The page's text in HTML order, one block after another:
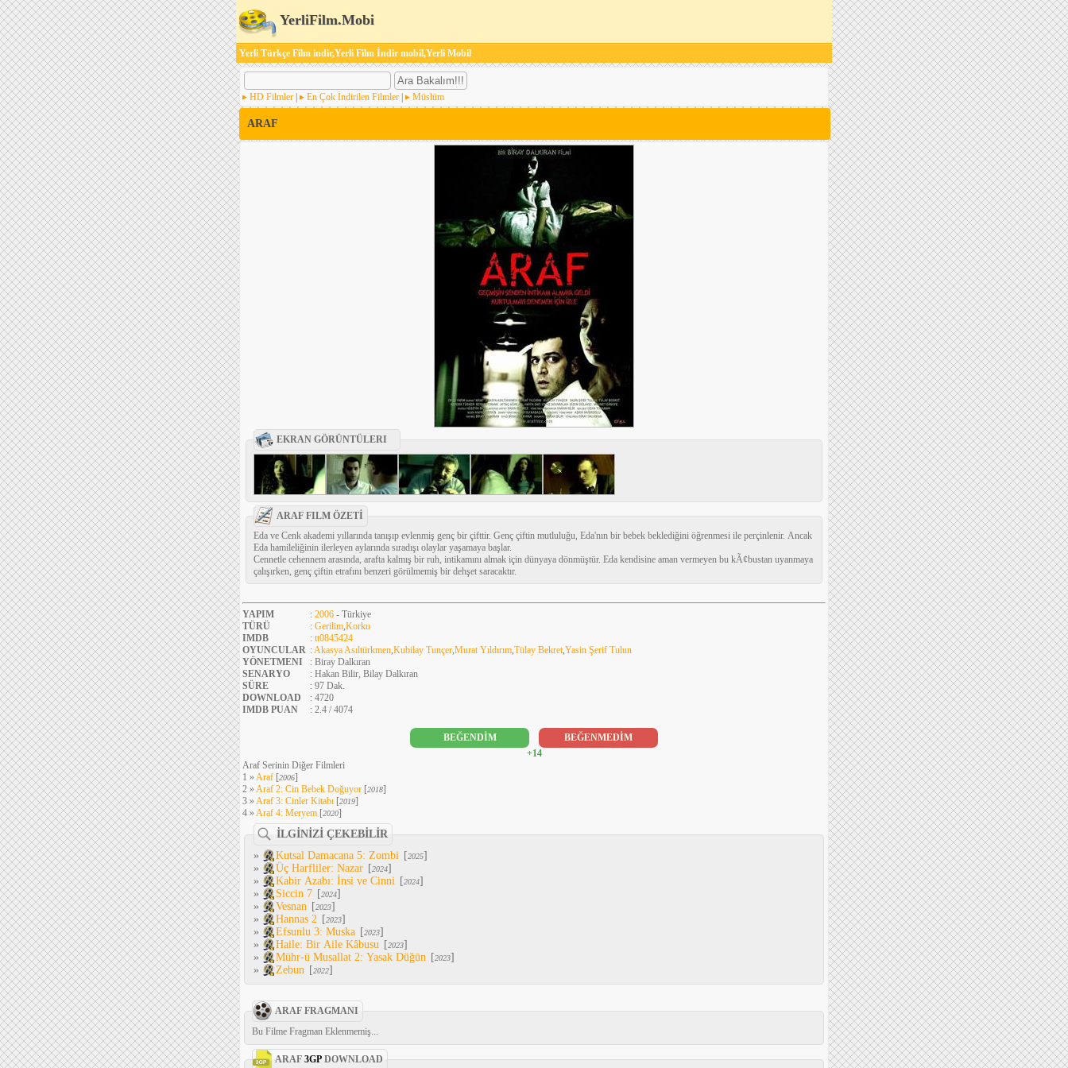
YerliFilm.Mobi
Yerli Türkçe Film indir,Yerli Film İndir mobil,Yerli Mobil
HD Filmler En Çok İndirilen Filmler Müslüm
ARAF
EKRAN GÖRÜNTÜLERI
ARAF FILM ÖZETİ
Eda ve Cenk akademi yıllarında tanışıp evlenmiş genç bir çifttir. Genç çiftin mutluluğu, Eda'nın bir bebek beklediğini öğrenmesi ile perçinlenir. Ancak
Eda hamileliğinin ilerleyen aylarında sıradışı olaylar yaşamaya başlar.
Cennetle cehennem arasında, arafta kalmış bir ruh, intikamını almak için dünyaya dönmüştür. Eda kendisine aman vermeyen bu kÃ¢bustan uyanmaya
çalışırken, genç çiftin etrafını benzeri görülmemiş bir dehşet saracaktır.
YAPIM : 2006 - Türkiye
TÜRÜ
: Gerilim,Korku
IMDB
: tt0845424
OYUNCULAR :Akasya Asıltürkmen,Kubilay Tunçer,Murat Yıldırım,Tülay Bekret,Yasin Şerif Tulun
YÖNETMENI
: Biray Dalkıran
SENARYO
: Hakan Bilir, Bilay Dalkıran
SÜRE
: 97 Dak.
DOWNLOAD
: 4720
IMDB PUAN
: 2.4 / 4074
BEĞENDİM
BEĞENMEDİM
+14
Araf Serinin Diğer Filmleri
1 »Araf [2006]
2 »Araf 2: Cin Bebek Doğuyor [2018]
3 »Araf 3: Cinler Kitabı [2019]
4 »Araf 4: Meryem [2020]
İLGİNİZİ ÇEKEBİLİR
»
Kutsal Damacana 5: Zombi [2025]
»
Üç Harfliler: Nazar [2024]
»
Kabir Azabı: İnsi ve Cinni [2024]
»
Siccin 7 [2024]
»
Vesnan [2023]
»
Hannas 2 [2023]
»
Efsunlu 3: Muska [2023]
»
Haile: Bir Aile Kâbusu [2023]
»
Mühr-ü Musallat 2: Yasak Düğün [2023]
»
Zebun [2022]
ARAF FRAGMANI
Bu Filme Fragman Eklenmemiş...
ARAF 3GP DOWNLOAD